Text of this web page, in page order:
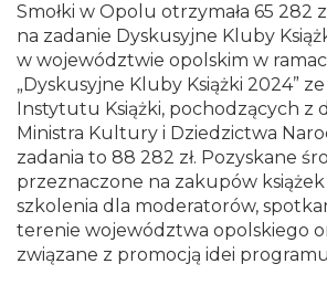
Smołki w Opolu otrzymała 65 282
na zadanie Dyskusyjne Kluby
w województwie opolskim w
„Dyskusyjne Kluby Książki 2024”
Instytutu Książki, pochodzących z
Ministra Kultury i Dziedzictwa
zadania to 88 282 zł. Pozyskane
przeznaczone na zakupów
szkolenia dla moderatorów,
terenie województwa opolskiego
związane z promocją idei